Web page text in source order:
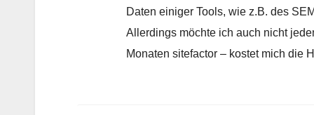
Daten einiger Tools, wie z.B. des
Allerdings möchte ich auch nicht
Monaten sitefactor – kostet mich die